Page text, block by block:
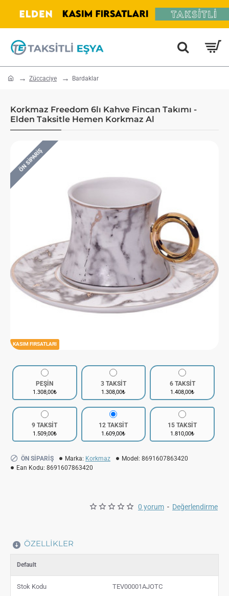
home Züccaciye Bardaklar
Korkmaz Freedom 6lı Kahve Fincan Takımı -
Elden Taksitle Hemen Korkmaz Al
KASIM FIRSATLARI
ÖN SIPARIŞ
0 yorum - Değerlendirme
PEŞİN
1.308,00₺
3 TAKSİT
1.308,00₺
6 TAKSİT
1.408,00₺
9 TAKSİT
1.509,00₺
12 TAKSİT
1.609,00₺
15 TAKSİT
1.810,00₺
ÖN SIPARIŞ Marka: Korkmaz Model: 8691607863420
Ean Kodu: 8691607863420
ÖZELLIKLER
Default
Stok Kodu TEV00001AJOTC